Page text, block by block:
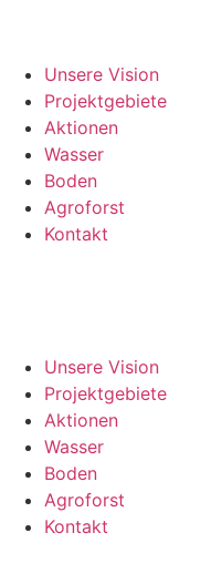
Unsere Vision
Projektgebiete
Aktionen
Wasser
Boden
Agroforst
Kontakt
Unsere Vision
Projektgebiete
Aktionen
Wasser
Boden
Agroforst
Kontakt